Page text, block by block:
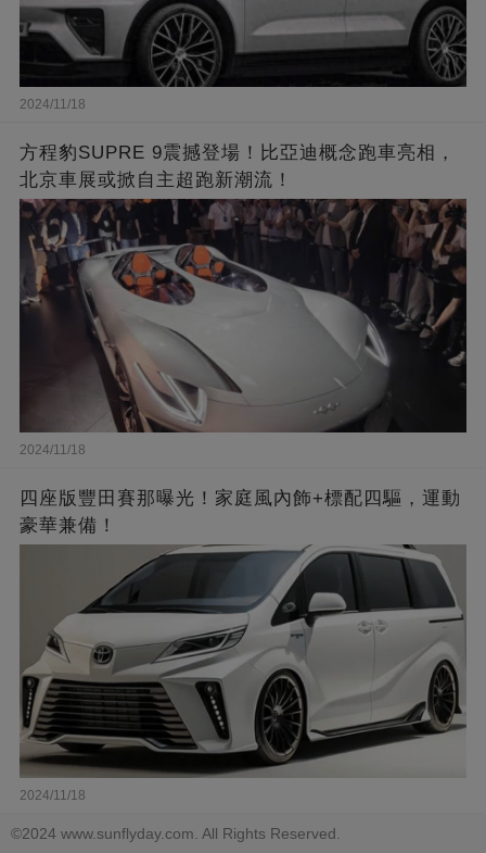
2024/11/18
方程豹SUPRE 9震撼登場！比亞迪概念跑車亮相，
北京車展或掀自主超跑新潮流！
2024/11/18
四座版豐田賽那曝光！家庭風內飾+標配四驅，運動
豪華兼備！
2024/11/18
©2024 www.sunflyday.com. All Rights Reserved.